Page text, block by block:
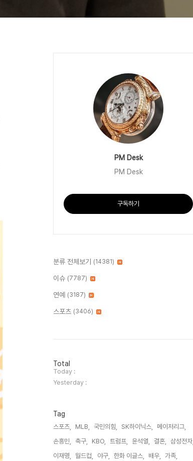
PM Desk
PM Desk
구독하기
분류 전체보기 (14381)
이슈 (7787)
연예 (3187)
스포츠 (3406)
방
문
자
수
Total
Today :
Yesterday :
Tag
스포츠, MLB, 국민의힘, SK하이닉스,
메이저리그,
손흥민,
축구, KBO, 트럼프, 윤석열, 결혼,
삼성전자,
이재명,
월드컵, 야구, 한화 이글스, 배우,
가족,